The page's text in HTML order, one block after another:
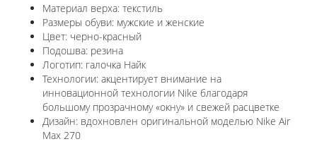
Материал верха: текстиль
Размеры обуви: мужские и женские
Цвет: черно-красный
Подошва: резина
Логотип: галочка Найк
Технологии: акцентирует внимание на
инновационной технологии Nike благодаря
большому прозрачному «окну» и свежей расцветке
Дизайн: вдохновлен оригинальной моделью Nike Air
Max 270